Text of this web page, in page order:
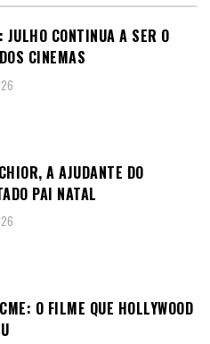
CONTINUA A SER O
CINEMAS
A AJUDANTE DO
PAI NATAL
O FILME QUE HOLLYWOOD